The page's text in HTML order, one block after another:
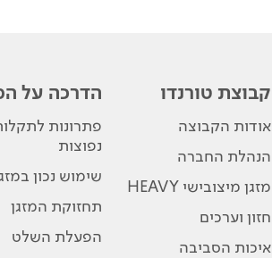
קבוצת טורנדו
אודות הקבוצה
הנהלת החברה
מזגן מיצובישי HEAVY
חזון וערכים
איכות הסביבה
הדרכה על
פתרונות
נפוצות
שימוש נכון
תחזוקת המזגן
הפעלת השלט